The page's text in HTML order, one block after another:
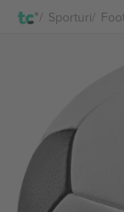
Sporturi